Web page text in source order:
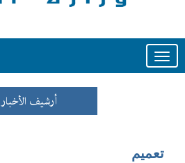
Toggle
أرشيف الأخبار
تعميم